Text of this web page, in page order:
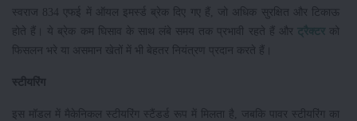
स्वराज 834 एफई में ऑयल इमर्स्ड ब्रेक दिए गए हैं, जो अधिक सुरक्षित और टिकाऊ
होते हैं। ये ब्रेक कम घिसाव के साथ लंबे समय तक प्रभावी रहते हैं और ट्रैक्टरको
फिसलन भरे या असमान खेतों में भी बेहतर नियंत्रण प्रदान करते हैं।
स्टीयरिंग
इस मॉडल में मैकेनिकल स्टीयरिंग स्टैंडर्ड रूप में मिलता है, जबकि पावर स्टीयरिंग का